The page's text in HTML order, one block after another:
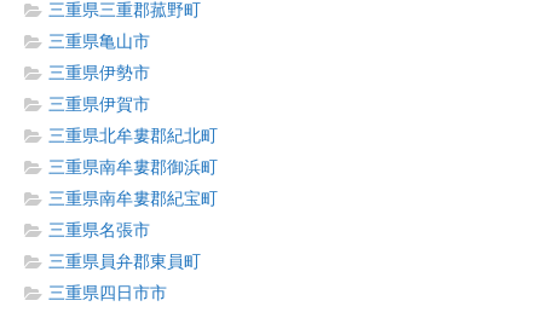
三重県三重郡菰野町
三重県亀山市
三重県伊勢市
三重県伊賀市
三重県北牟婁郡紀北町
三重県南牟婁郡御浜町
三重県南牟婁郡紀宝町
三重県名張市
三重県員弁郡東員町
三重県四日市市